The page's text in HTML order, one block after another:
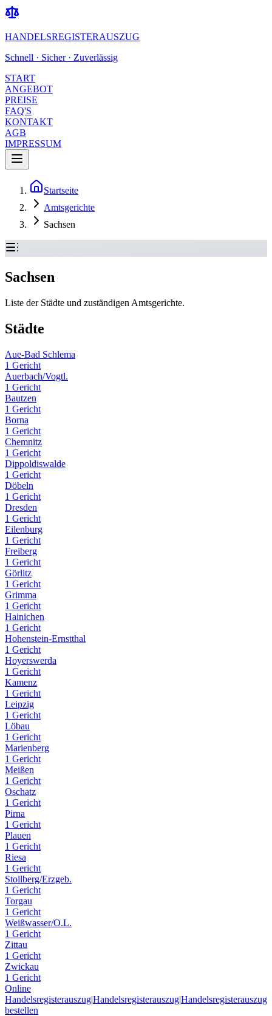
HANDELSREGISTERAUSZUG
Schnell · Sicher · Zuverlässig
START
ANGEBOT
PREISE
FAQ'S
KONTAKT
AGB
IMPRESSUM
Startseite
Amtsgerichte
Sachsen
Sachsen
Liste der Städte und zuständigen Amtsgerichte.
Städte
Aue-Bad Schlema
1 Gericht
Auerbach/Vogtl.
1 Gericht
Bautzen
1 Gericht
Borna
1 Gericht
Chemnitz
1 Gericht
Dippoldiswalde
1 Gericht
Döbeln
1 Gericht
Dresden
1 Gericht
Eilenburg
1 Gericht
Freiberg
1 Gericht
Görlitz
1 Gericht
Grimma
1 Gericht
Hainichen
1 Gericht
Hohenstein-Ernstthal
1 Gericht
Hoyerswerda
1 Gericht
Kamenz
1 Gericht
Leipzig
1 Gericht
Löbau
1 Gericht
Marienberg
1 Gericht
Meißen
1 Gericht
Oschatz
1 Gericht
Pirna
1 Gericht
Plauen
1 Gericht
Riesa
1 Gericht
Stollberg/Erzgeb.
1 Gericht
Torgau
1 Gericht
Weißwasser/O.L.
1 Gericht
Zittau
1 Gericht
Zwickau
1 Gericht
Online
Handelsregisterauszug|Handelsregisterauszug|Handelsregisterauszug
bestellen